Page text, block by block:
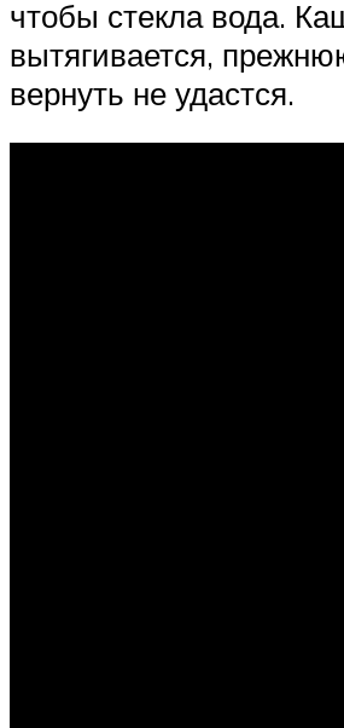
чтобы стекла вода.
вытягивается,
вернуть не удастся.